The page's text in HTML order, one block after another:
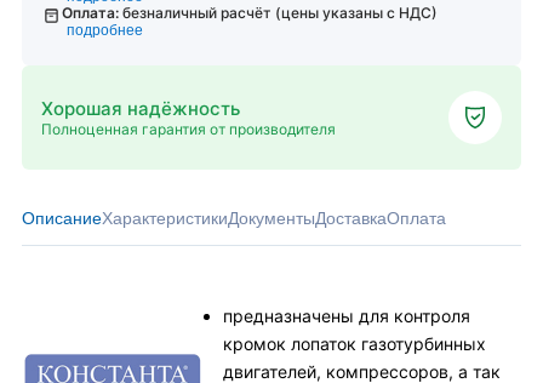
Оплата: безналичный расчёт (цены указаны с НДС)
подробнее
Хорошая надёжность
Полноценная гарантия от производителя
ОписаниеХарактеристикиДокументыДоставкаОплата
предназначены для контроля
кромок лопаток газотурбинных
двигателей, компрессоров, а так